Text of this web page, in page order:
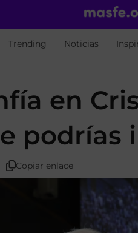
Trending Noticias
en
podrías
Copiar enlace